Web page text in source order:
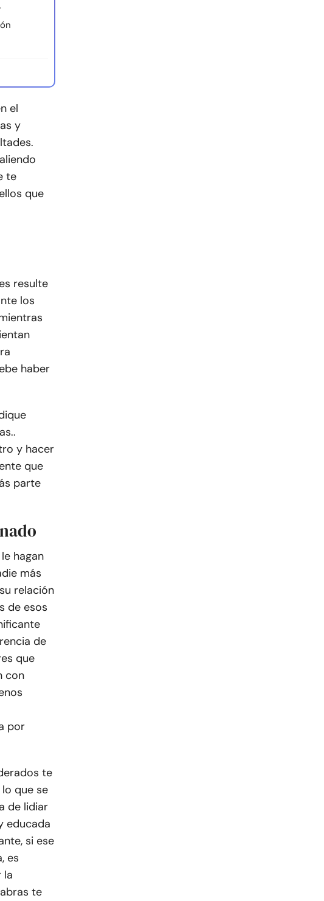
el
y
te
que
resulte
los
haber
.
y hacer
que
parte
hagan
más
relación
de esos
de
que
con
por
te
que se
de lidiar
educada
, si ese
es
la
te